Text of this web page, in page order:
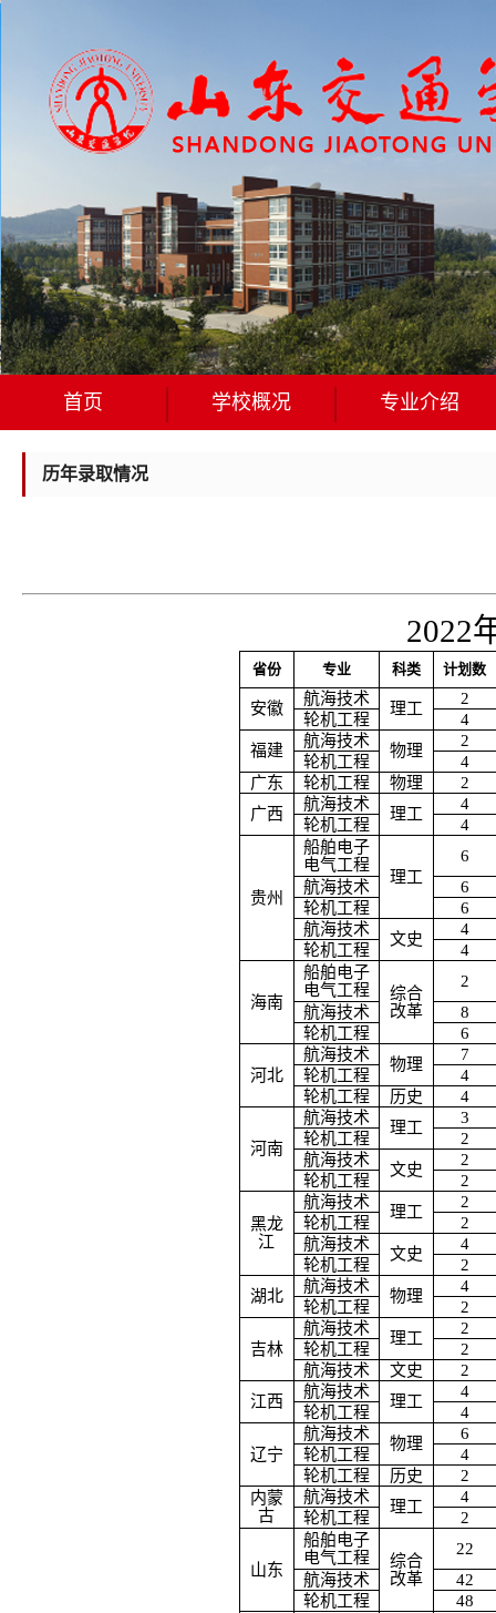
首页 学校概况 专业介绍
历年录取情况
2022
省份 专业 科类 计划数
安徽
航海技术
理工
2
轮机工程
4
福建
航海技术
物理
2
轮机工程
4
广东
轮机工程 物理
2
广西
航海技术
理工
4
轮机工程
4
贵州
船舶电子
电气工程
理工
6
航海技术
6
轮机工程
6
航海技术
文史
4
轮机工程
4
海南
船舶电子
电气工程
综合
改革
2
航海技术
8
轮机工程
6
河北
航海技术
物理
7
轮机工程
4
轮机工程
历史 4
河南
航海技术
理工
3
轮机工程
2
航海技术
文史
2
轮机工程
2
黑龙
江
航海技术
理工
2
轮机工程
2
航海技术
文史
4
轮机工程
2
湖北
航海技术
物理
4
轮机工程
2
吉林
航海技术
理工
2
轮机工程
2
航海技术
文史
2
江西
航海技术
理工
4
轮机工程
4
辽宁
航海技术
物理
6
轮机工程
4
轮机工程
历史
2
内蒙
古
航海技术
理工
4
轮机工程
2
山东
船舶电子
电气工程
综合
改革
22
航海技术
42
轮机工程
48